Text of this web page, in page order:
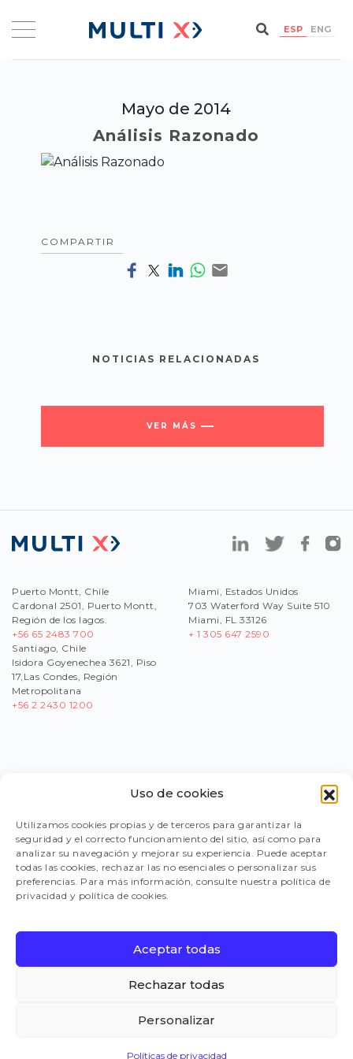
Uso de cookies
Utilizamos cookies propias y de terceros para garantizar la
seguridad y el correcto funcionamiento del sitio, así como para
analizar su navegación y mejorar su experiencia. Puede aceptar
todas las cookies, rechazar las no esenciales o personalizar sus
preferencias. Para más información, consulte nuestra política de
privacidad y política de cookies.
Aceptar todas
Rechazar todas
Personalizar
Políticas de privacidad
ESP ENG
Mayo de 2014
Análisis Razonado
COMPARTIR
NOTICIAS RELACIONADAS
VER MÁS
Puerto Montt, Chile
Cardonal 2501, Puerto Montt,
Región de los lagos.
+56 65 2483 700
Santiago, Chile
Isidora Goyenechea 3621, Piso
17,Las Condes, Región
Metropolitana
+56 2 2430 1200
Miami, Estados Unidos
703 Waterford Way Suite 510
Miami, FL 33126
+ 1 305 647 2590
PORTAL PROVEEDORES
LEGISLACIÓN
CANAL DE DENUNCIAS